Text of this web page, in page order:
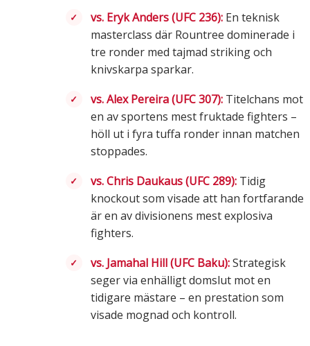
vs. Eryk Anders (UFC 236):En teknisk
masterclass där Rountree dominerade i
tre ronder med tajmad striking och
knivskarpa sparkar.
vs. Alex Pereira (UFC 307):Titelchans mot
en av sportens mest fruktade fighters –
höll ut i fyra tuffa ronder innan matchen
stoppades.
vs. Chris Daukaus (UFC 289):Tidig
knockout som visade att han fortfarande
är en av divisionens mest explosiva
fighters.
vs. Jamahal Hill (UFC Baku):Strategisk
seger via enhälligt domslut mot en
tidigare mästare – en prestation som
visade mognad och kontroll.